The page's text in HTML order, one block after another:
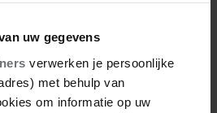
uw gegevens
verwerken je persoonlijke
met behulp van
om informatie op uw